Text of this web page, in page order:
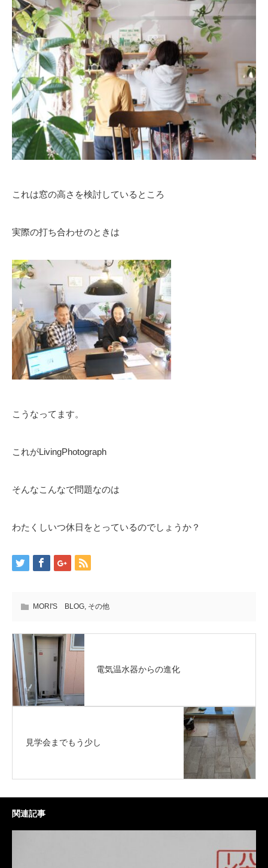
これは窓の高さを検討しているところ
実際の打ち合わせのときは
こうなってます。
これがLivingPhotograph
そんなこんなで問題なのは
わたくしいつ休日をとっているのでしょうか？
MORI'S BLOG, その他
電気温水器からの進化
見学会までもう少し
関連記事